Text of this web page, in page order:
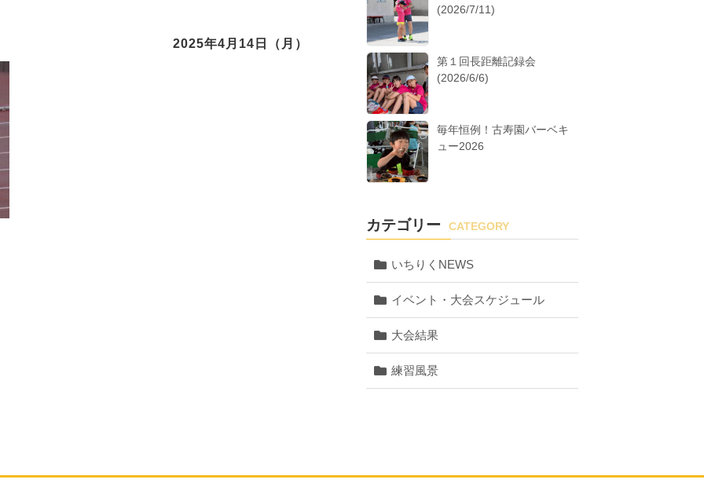
2025年4月14日（月）
(2026/7/11)
第１回長距離記録会
(2026/6/6)
毎年恒例！古寿園バーベキ
ュー2026
カテゴリー CATEGORY
いちりくNEWS
イベント・大会スケジュール
大会結果
練習風景